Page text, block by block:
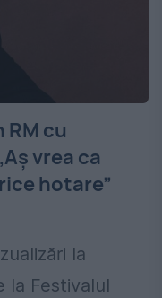
cu
vrea ca
hotare”
la
la Festivalul